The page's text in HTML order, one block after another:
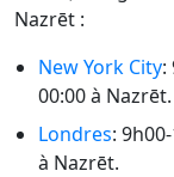
Nazrēt :
New York City:
00:00 à Nazrēt.
Londres:
à Nazrēt.